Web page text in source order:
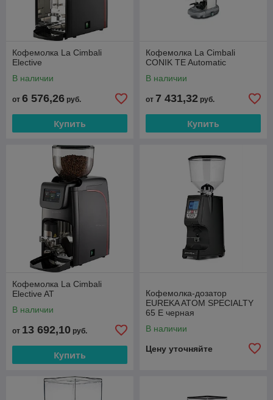
Кофемолка La Cimbali
Elective
В наличии
от 6 576,26 руб.
Купить
Кофемолка La Cimbali
CONIK TE Automatic
В наличии
от 7 431,32 руб.
Купить
Кофемолка La Cimbali
Elective AT
В наличии
от 13 692,10 руб.
Купить
Кофемолка-дозатор
EUREKA ATOM SPECIALTY
65 E черная
В наличии
Цену уточняйте